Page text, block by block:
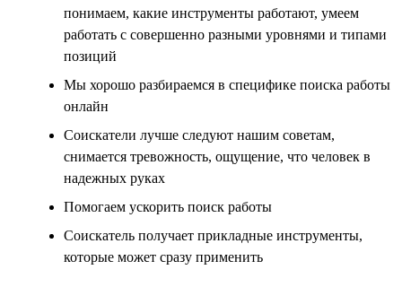
понимаем, какие инструменты работают, умеем
работать с совершенно разными уровнями и типами
позиций
Мы хорошо разбираемся в специфике поиска работы
онлайн
Соискатели лучше следуют нашим советам,
снимается тревожность, ощущение, что человек в
надежных руках
Помогаем ускорить поиск работы
Соискатель получает прикладные инструменты,
которые может сразу применить